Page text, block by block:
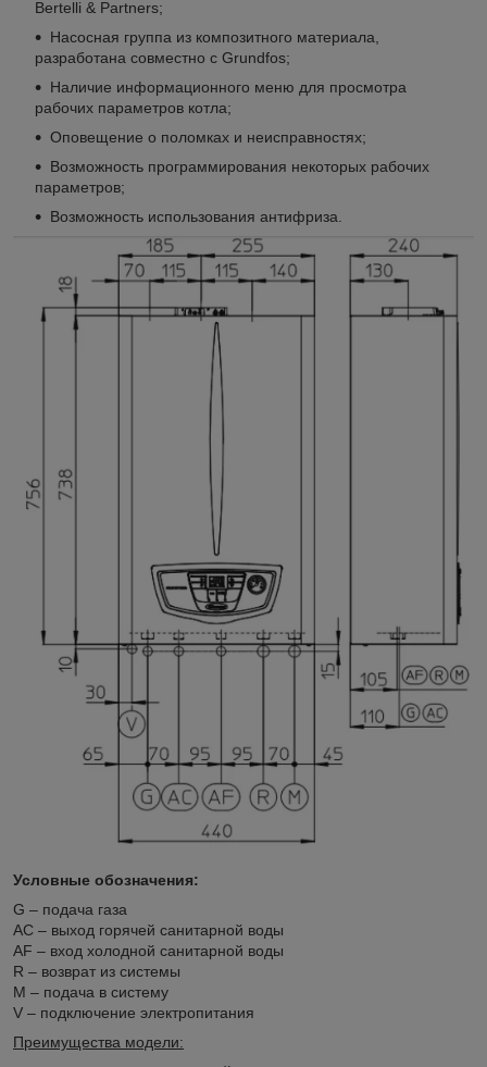
Bertelli & Partners;
Насосная группа из композитного материала,
разработана совместно с Grundfos;
Наличие информационного меню для просмотра
рабочих параметров котла;
Оповещение о поломках и неисправностях;
Возможность программирования некоторых рабочих
параметров;
Возможность использования антифриза.
Условные обозначения:
G – подача газа
AC – выход горячей санитарной воды
AF – вход холодной санитарной воды
R – возврат из системы
M – подача в систему
V – подключение электропитания
Преимущества модели: